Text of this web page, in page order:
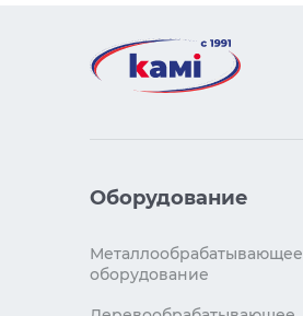
Оборудование
Металлообрабатывающее
оборудование